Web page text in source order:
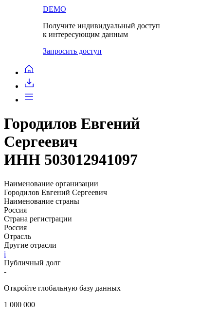
DEMO
Получите индивидуальный доступ
к интересующим данным
Запросить доступ
Городилов Евгений
Сергеевич
ИНН 503012941097
Наименование организации
Городилов Евгений Сергеевич
Наименование страны
Россия
Страна регистрации
Россия
Отрасль
Другие отрасли
i
Публичный долг
-
Откройте глобальную базу данных
1 000 000